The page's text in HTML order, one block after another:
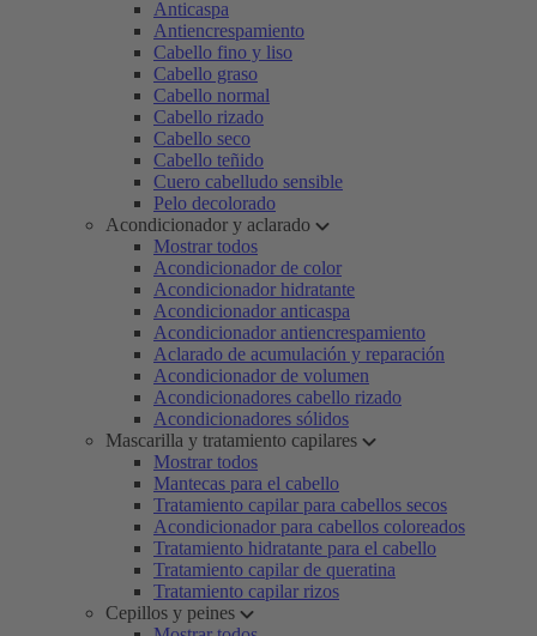
Anticaspa
Antiencrespamiento
Cabello fino y liso
Cabello graso
Cabello normal
Cabello rizado
Cabello seco
Cabello teñido
Cuero cabelludo sensible
Pelo decolorado
Acondicionador y aclarado
Mostrar todos
Acondicionador de color
Acondicionador hidratante
Acondicionador anticaspa
Acondicionador antiencrespamiento
Aclarado de acumulación y reparación
Acondicionador de volumen
Acondicionadores cabello rizado
Acondicionadores sólidos
Mascarilla y tratamiento capilares
Mostrar todos
Mantecas para el cabello
Tratamiento capilar para cabellos secos
Acondicionador para cabellos coloreados
Tratamiento hidratante para el cabello
Tratamiento capilar de queratina
Tratamiento capilar rizos
Cepillos y peines